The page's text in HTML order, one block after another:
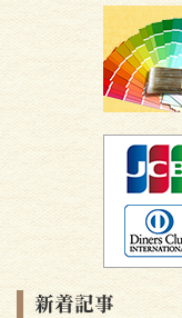
新着記事